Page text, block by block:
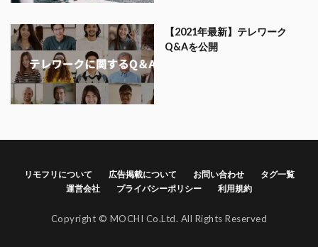
【2021年最新】テレワーク
Q&Aを公開
リモフリについて 広告掲載について お問い合わせ
タグ一覧
運営会社
プライバシーポリシー 利用規約
Copyright © MOCHI Co.Ltd. All Rights Reserved